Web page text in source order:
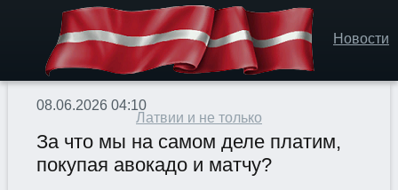
Новости
Латвии и не только
08.06.2026 04:10
За что мы на самом деле платим,
покупая авокадо и матчу?